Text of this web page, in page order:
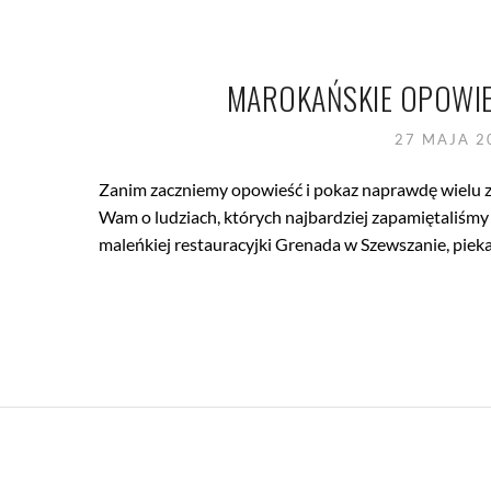
MAROKAŃSKIE
27 MAJA
Zanim zaczniemy opowieść i pokaz naprawdę
Wam o ludziach, których najbardziej
maleńkiej restauracyjki Grenada w Szewszanie,